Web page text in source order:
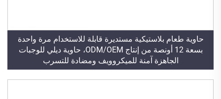
حاوية طعام بلاستيكية مستديرة قابلة للاستخدام مرة واحدة
بسعة 12 أونصة من إنتاج ODM/OEM، حاوية ديلي للوجبات
الجاهزة آمنة للميكروويف ومضادة للتسرب